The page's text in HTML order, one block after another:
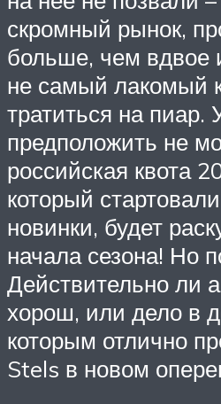
скромный рынок,
больше, чем вдвое
не самый лакомый
тратиться на пиар.
предположить не
российская квота
который
новинки, будет
начала сезона! Но
Действительно ли
хорош, или дело в
которым отлично
Stels в новом